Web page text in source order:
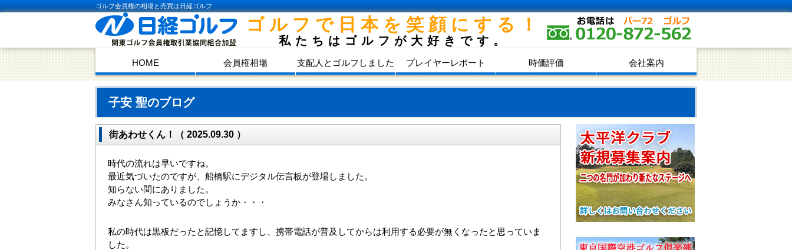
ゴルフ会員権の相場と売買は日経ゴルフ
ゴルフで日本を笑顔にする！
私たちはゴルフが大好きです。
HOME 会員権相場 支配人とゴルフしました プレイヤーレポート 時価評価 会社案内
子安 聖のブログ
街あわせくん！（ 2025.09.30 ）
時代の流れは早いですね。
最近気づいたのですが、船橋駅にデジタル伝言板が登場しました。
知らない間にありました。
みなさん知っているのでしょうか・・・
私の時代は黒板だったと記憶してますし、携帯電話が普及してからは利用する必要が無くなったと思っていま
した。